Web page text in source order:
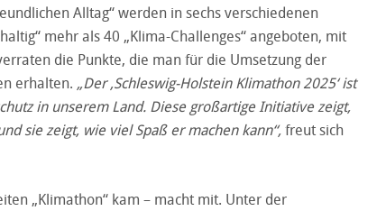
Alltag“ werden in sechs verschiedenen
mehr als 40 „Klima-Challenges“ angeboten, mit
die Punkte, die man für die Umsetzung der
erhalten. „Der ,Schleswig-Holstein Klimathon 2025‘ ist
in unserem Land. Diese großartige Initiative zeigt,
sie zeigt, wie viel Spaß er machen kann“,freut sich
„Klimathon“ kam – macht mit. Unter der